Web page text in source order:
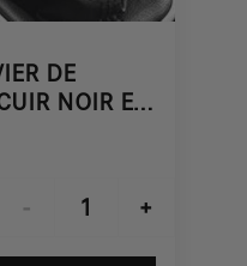
DE
NOIR ET
-
+